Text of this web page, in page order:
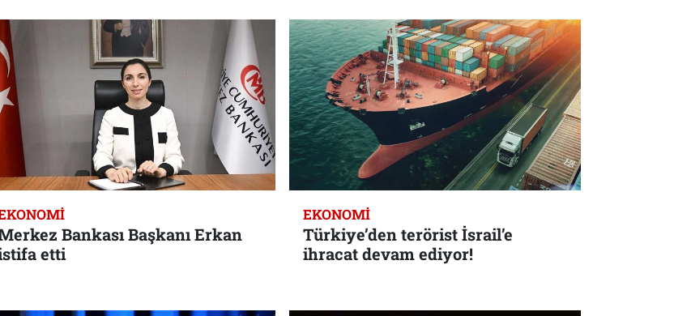
Bankası Başkanı Erkan
etti
EKONOMI
Türkiye’den terörist İsrail’e
ihracat devam ediyor!